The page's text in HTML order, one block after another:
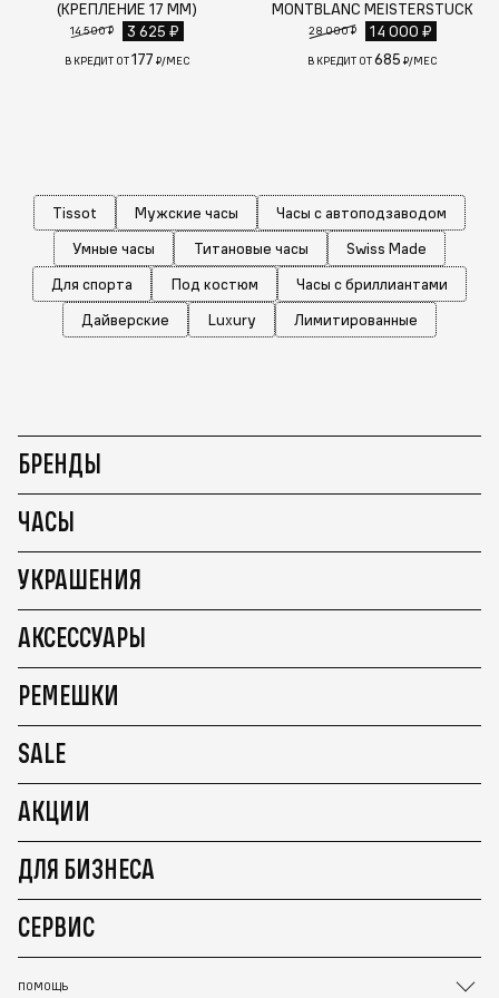
(КРЕПЛЕНИЕ 17 ММ)
14 500 ₽ 3 625 ₽
В КРЕДИТ ОТ177 ₽/МЕС
MONTBLANC MEISTERSTUCK
28 000 ₽ 14 000 ₽
В КРЕДИТ ОТ685 ₽/МЕС
Tissot Мужские часы
Часы с автоподзаводом
Умные часы
Титановые часы
Swiss Made
Для спорта
Под костюм
Часы с бриллиантами
Дайверские
Luxury Лимитированные
БРЕНДЫ
ЧАСЫ
УКРАШЕНИЯ
АКСЕССУАРЫ
РЕМЕШКИ
SALE
АКЦИИ
ДЛЯ БИЗНЕСА
СЕРВИС
ПОМОЩЬ